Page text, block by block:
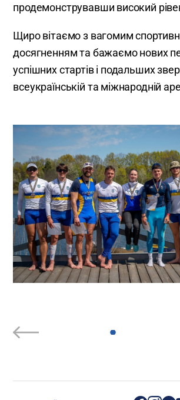
продемонструвавши високий
Щиро вітаємо з вагомим
досягненням та бажаємо нових
успішних стартів і подальших
всеукраїнській та міжнародній